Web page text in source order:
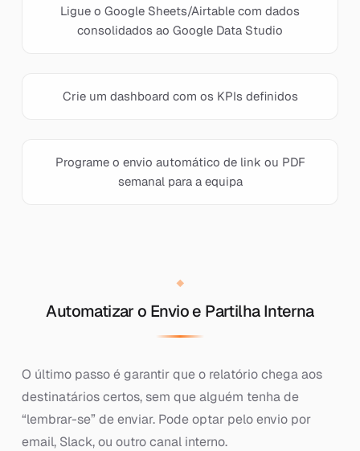
Ligue o Google Sheets/Airtable com dados
consolidados ao Google Data Studio
Crie um dashboard com os KPIs definidos
Programe o envio automático de link ou PDF
semanal para a equipa
Automatizar o Envio e Partilha Interna
O último passo é garantir que o relatório chega aos
destinatários certos, sem que alguém tenha de
“lembrar-se” de enviar. Pode optar pelo envio por
email, Slack, ou outro canal interno.